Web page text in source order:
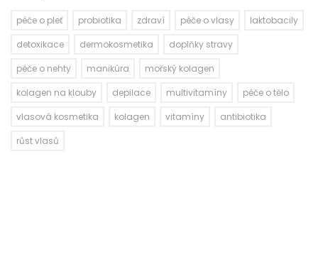
péče o pleť probiotika zdraví péče o vlasy
laktobacily
detoxikace
dermokosmetika
doplňky stravy
péče o nehty
manikúra
mořský kolagen
kolagen na klouby
depilace multivitamíny
péče o tělo
vlasová kosmetika
kolagen vitamíny
antibiotika
růst vlasů